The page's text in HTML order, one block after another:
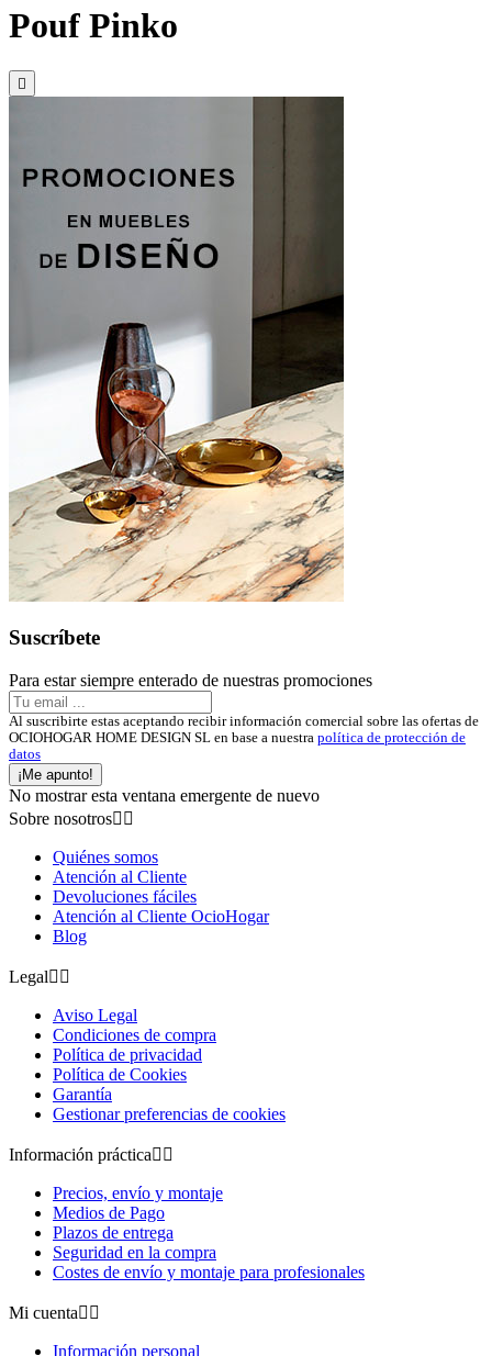
Pouf Pinko

Suscríbete
Para estar siempre enterado de nuestras promociones
Al suscribirte estas aceptando recibir información comercial sobre las ofertas de
OCIOHOGAR HOME DESIGN SL en base a nuestra política de protección de
datos
¡Me apunto!
No mostrar esta ventana emergente de nuevo
Sobre nosotros 
Quiénes somos
Atención al Cliente
Devoluciones fáciles
Atención al Cliente OcioHogar
Blog
Legal 
Aviso Legal
Condiciones de compra
Política de privacidad
Política de Cookies
Garantía
Gestionar preferencias de cookies
Información práctica 
Precios, envío y montaje
Medios de Pago
Plazos de entrega
Seguridad en la compra
Costes de envío y montaje para profesionales
Mi cuenta 
Información personal